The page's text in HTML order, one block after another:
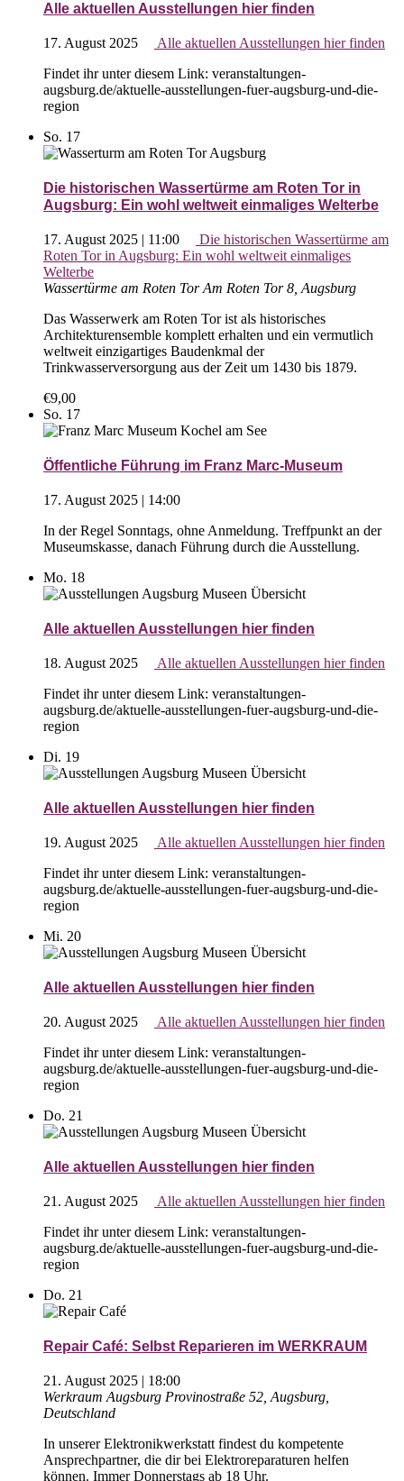
Alle aktuellen Ausstellungen hier finden
17. August 2025
Alle aktuellen Ausstellungen hier finden
Findet ihr unter diesem Link: veranstaltungen-
augsburg.de/aktuelle-ausstellungen-fuer-augsburg-und-die-
region
So. 17
Die historischen Wassertürme am Roten Tor in
Augsburg: Ein wohl weltweit einmaliges Welterbe
17. August 2025 | 11:00
Die historischen Wassertürme am
Roten Tor in Augsburg: Ein wohl weltweit einmaliges
Welterbe
Wassertürme am Roten TorAm Roten Tor 8, Augsburg
Das Wasserwerk am Roten Tor ist als historisches
Architekturensemble komplett erhalten und ein vermutlich
weltweit einzigartiges Baudenkmal der
Trinkwasserversorgung aus der Zeit um 1430 bis 1879.
€9,00
So. 17
Öffentliche Führung im Franz Marc-Museum
17. August 2025 | 14:00
In der Regel Sonntags, ohne Anmeldung. Treffpunkt an der
Museumskasse, danach Führung durch die Ausstellung.
Mo. 18
Alle aktuellen Ausstellungen hier finden
18. August 2025
Alle aktuellen Ausstellungen hier finden
Findet ihr unter diesem Link: veranstaltungen-
augsburg.de/aktuelle-ausstellungen-fuer-augsburg-und-die-
region
Di. 19
Alle aktuellen Ausstellungen hier finden
19. August 2025
Alle aktuellen Ausstellungen hier finden
Findet ihr unter diesem Link: veranstaltungen-
augsburg.de/aktuelle-ausstellungen-fuer-augsburg-und-die-
region
Mi. 20
Alle aktuellen Ausstellungen hier finden
20. August 2025
Alle aktuellen Ausstellungen hier finden
Findet ihr unter diesem Link: veranstaltungen-
augsburg.de/aktuelle-ausstellungen-fuer-augsburg-und-die-
region
Do. 21
Alle aktuellen Ausstellungen hier finden
21. August 2025
Alle aktuellen Ausstellungen hier finden
Findet ihr unter diesem Link: veranstaltungen-
augsburg.de/aktuelle-ausstellungen-fuer-augsburg-und-die-
region
Do. 21
Repair Café: Selbst Reparieren im WERKRAUM
21. August 2025 | 18:00
Werkraum Augsburg Provinostraße 52, Augsburg,
Deutschland
In unserer Elektronikwerkstatt findest du kompetente
Ansprechpartner, die dir bei Elektroreparaturen helfen
können. Immer Donnerstags ab 18 Uhr.